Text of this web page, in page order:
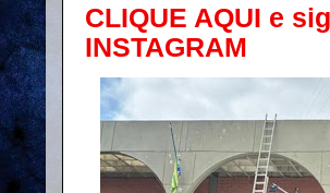
CLIQUE AQUI e
INSTAGRAM